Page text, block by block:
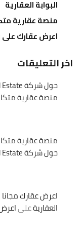
البوابة العقارية
منصة عقارية
اعرض عقارك على
اخر التعليقات
حول شركة Gate Masr Real Estate - بوابة مصر العقارية
منصة عقارية
منصة عقارية
حول شركة Gate Masr Real Estate
اعرض عقارك
العقاريةعلى